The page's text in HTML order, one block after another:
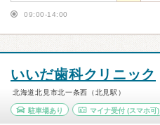
09:00-14:00
いいだ歯科クリニック
北海道北見市北一条西（北見駅）
駐車場あり マイナ受付(スマホ可)